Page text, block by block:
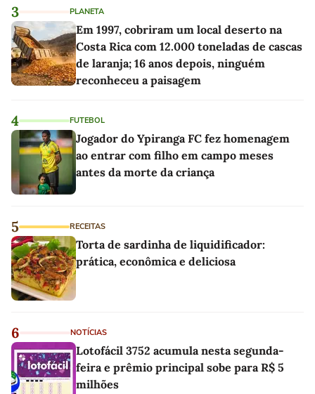
3 PLANETA
Em 1997, cobriram um local deserto na
Costa Rica com 12.000 toneladas de cascas
de laranja; 16 anos depois, ninguém
reconheceu a paisagem
4 FUTEBOL
Jogador do Ypiranga FC fez homenagem
ao entrar com filho em campo meses
antes da morte da criança
5 RECEITAS
Torta de sardinha de liquidificador:
prática, econômica e deliciosa
6 NOTÍCIAS
Lotofácil 3752 acumula nesta segunda-
feira e prêmio principal sobe para R$ 5
milhões